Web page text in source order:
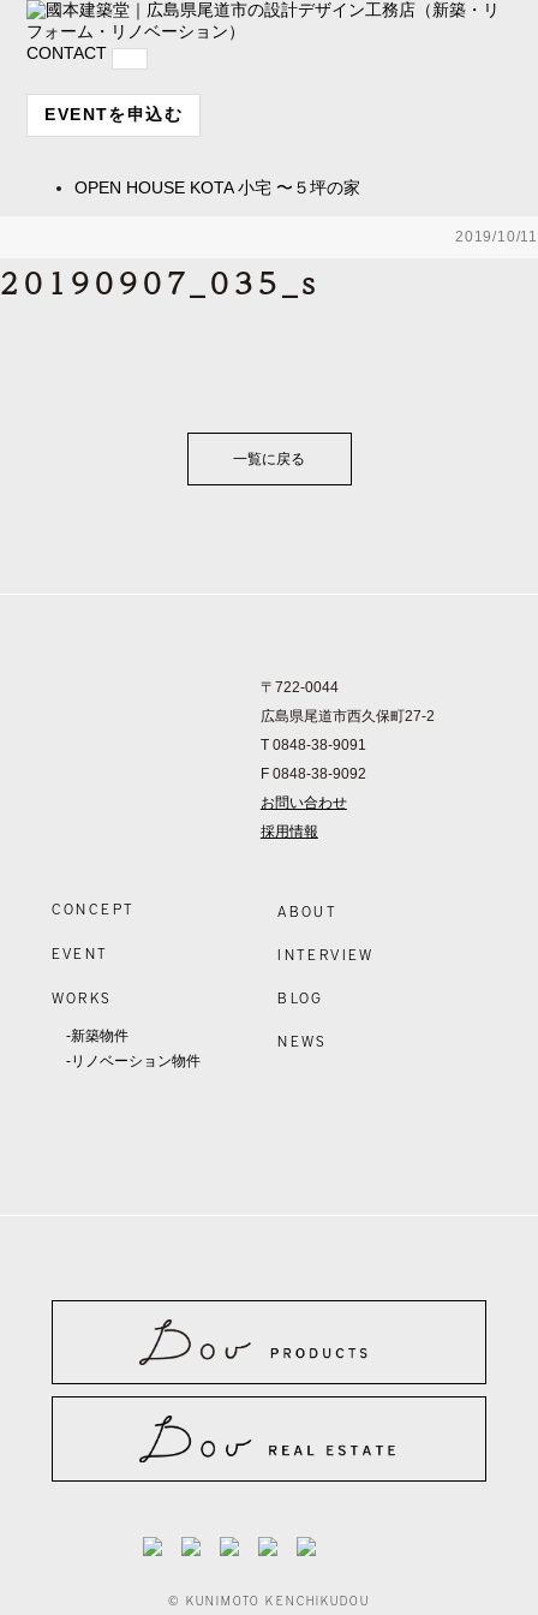
CONTACT
EVENTを申込む
OPEN HOUSE KOTA 小宅 〜５坪の家
2019/10/11
20190907_035_s
一覧に戻る
〒722-0044
広島県尾道市西久保町27-2
T 0848-38-9091
F 0848-38-9092
お問い合わせ
採用情報
CONCEPT
EVENT
WORKS
-新築物件
-リノベーション物件
ABOUT
INTERVIEW
BLOG
NEWS
© KUNIMOTO KENCHIKUDOU